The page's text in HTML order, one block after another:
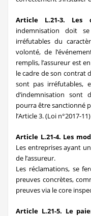
Article L.21-3. Les
indemnisation doit
irréfutables du
volonté, de
remplis, l’assureur est
le cadre de son contrat
sont pas irréfutables,
d’indemnisation sont
pourra être sanctionné
l’Article 3. (Loi n°2017-11)
Article L.21-4. Les
Les entreprises ayant
de l’assureur.
Les réclamations, se
preuves concrètes,
preuves via le core
Article L.21-5. Le